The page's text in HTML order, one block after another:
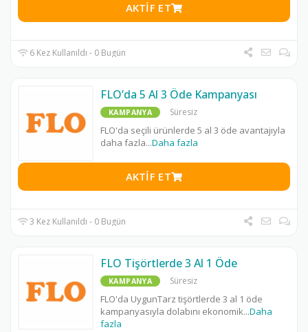
AKTIF ET
6 Kez Kullanıldı - 0 Bugün
FLO’da 5 Al 3 Öde Kampanyası
KAMPANYA Süresiz
FLO'da seçili ürünlerde 5 al 3 öde avantajıyla
daha fazla...Daha fazla
AKTIF ET
3 Kez Kullanıldı - 0 Bugün
FLO Tişörtlerde 3 Al 1 Öde
KAMPANYA Süresiz
FLO'da UygunTarz tişörtlerde 3 al 1 öde
kampanyasıyla dolabını ekonomik...Daha
fazla